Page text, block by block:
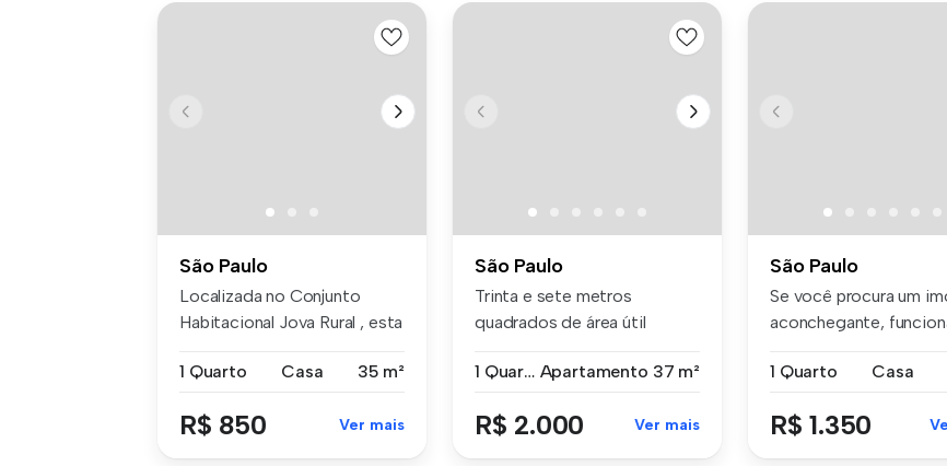
São Paulo
Localizada no Conjunto
Habitacional Jova Rural , esta
1 Quarto
Casa 35 m²
R$ 850 Ver mais
São Paulo
Trinta e sete metros
quadrados de área útil
1 Quarto Apartamento 37 m²
R$ 2.000 Ver mais
São Paulo
Se você procura um
aconchegante,
1 Quarto
Casa
R$ 1.350